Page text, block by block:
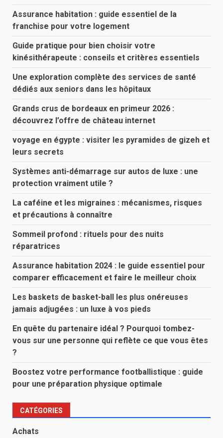
Assurance habitation : guide essentiel de la
franchise pour votre logement
Guide pratique pour bien choisir votre
kinésithérapeute : conseils et critères essentiels
Une exploration complète des services de santé
dédiés aux seniors dans les hôpitaux
Grands crus de bordeaux en primeur 2026 :
découvrez l’offre de château internet
voyage en égypte : visiter les pyramides de gizeh et
leurs secrets
Systèmes anti-démarrage sur autos de luxe : une
protection vraiment utile ?
La caféine et les migraines : mécanismes, risques
et précautions à connaître
Sommeil profond : rituels pour des nuits
réparatrices
Assurance habitation 2024 : le guide essentiel pour
comparer efficacement et faire le meilleur choix
Les baskets de basket-ball les plus onéreuses
jamais adjugées : un luxe à vos pieds
En quête du partenaire idéal ? Pourquoi tombez-
vous sur une personne qui reflète ce que vous êtes
?
Boostez votre performance footballistique : guide
pour une préparation physique optimale
CATÉGORIES
Achats